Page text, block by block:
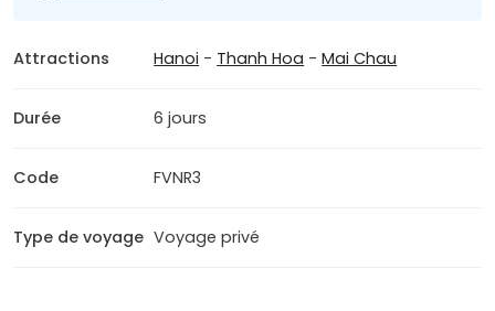
Attractions Hanoi - Thanh Hoa -Mai Chau
Durée 6 jours
Code FVNR3
Type de voyage Voyage privé